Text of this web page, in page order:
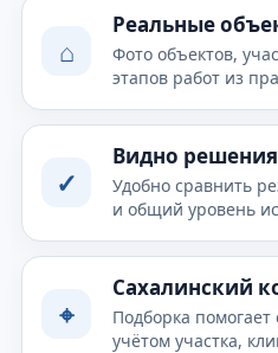
⌂
Реальные
Фото объектов,
этапов работ из
✓
Видно решения
Удобно сравнить
и общий уровень
⌖
Сахалинский
Подборка
учётом участка,